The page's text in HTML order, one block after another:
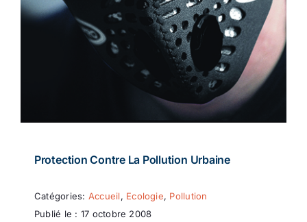
Protection Contre La Pollution Urbaine
Catégories: Accueil, Ecologie, Pollution
Publié le : 17 octobre 2008